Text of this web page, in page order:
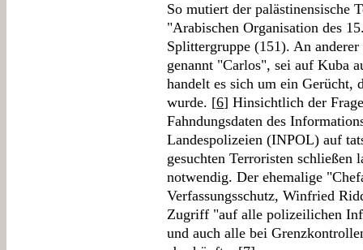
So mutiert der palästinensische
"Arabischen Organisation des
Splittergruppe (151). An
genannt "Carlos", sei auf Kuba
handelt es sich um ein Gerücht,
wurde. [6] Hinsichtlich der
Fahndungsdaten des
Landespolizeien (INPOL) auf
gesuchten Terroristen schließen
notwendig. Der ehemalige
Verfassungsschutz, Winfried
Zugriff "auf alle polizeilichen
und auch alle bei